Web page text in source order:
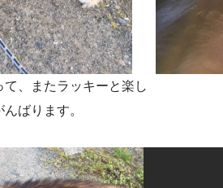
、またラッキーと楽し
ばります。